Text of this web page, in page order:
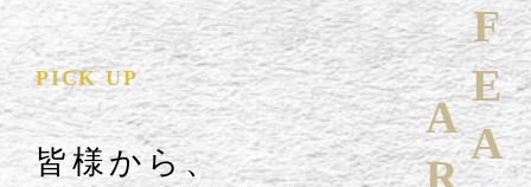
PICK UP
皆様から、